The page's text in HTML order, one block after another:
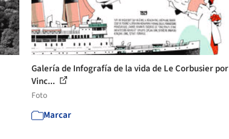
Galería de Infografía de la vida de Le Corbusier por
Vinc...
Foto
Marcar